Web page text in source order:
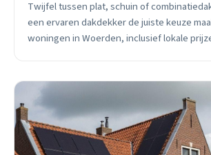
Twijfel tussen plat, schuin of
een ervaren dakdekker de juiste keuze
woningen in Woerden, inclusief lokale